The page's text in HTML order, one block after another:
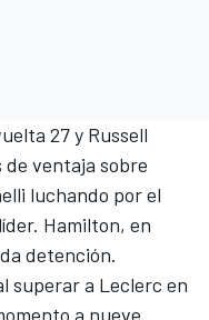
27 y Russell
de ventaja sobre
luchando por el
Hamilton, en
detención.
superar a Leclerc en
a nueve